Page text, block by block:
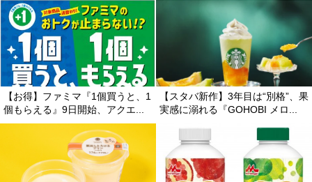
【お得】ファミマ『1個買うと、1
個もらえる』9日開始、アクエ...
【スタバ新作】3年目は“別格”、果
実感に溺れる『GOHOBI メロ...